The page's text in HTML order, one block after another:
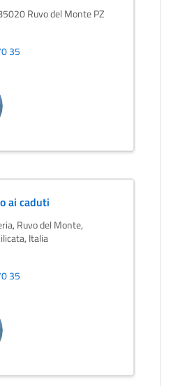
Ruvo del Monte PZ
35
ai caduti
Ruvo del Monte,
Italia
35